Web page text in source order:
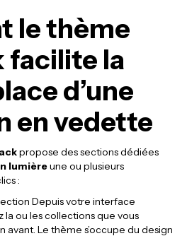
le thème
facilite la
d’une
en vedette
propose des sections dédiées
lumièreune ou plusieurs
:
Depuis votre interface
la ou les collections que vous
avant. Le thème s’occupe du design